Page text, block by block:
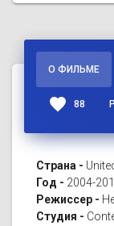
О ФИЛЬМЕ
favorite 88
Страна -
Год - 2004-
Режиссер -
Студия -